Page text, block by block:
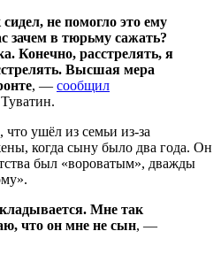
не помогло это ему
зачем в тюрьму сажать?
Конечно, расстрелять, я
Высшая мера
, — сообщил
что ушёл из семьи из-за
когда сыну было два года. Он
был «вороватым», дважды
Мне так
что он мне не сын, —